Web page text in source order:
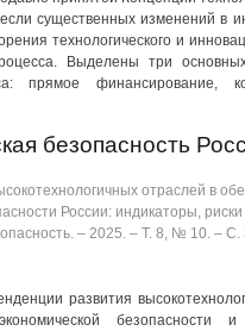
существенных изменений в
технологического и
Выделены три
прямое финансирование,
безопасность
отраслей в
России: индикаторы,
‒ 2025. ‒ Т. 8, № 10. ‒
развития
безопасности и